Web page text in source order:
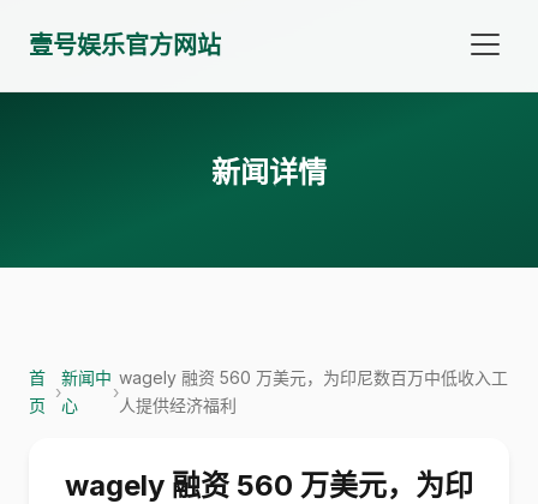
壹号娱乐官方网站
新闻详情
首
页
›
新闻中
心
›
wagely 融资 560 万美元，为印尼数百万中低收入工
人提供经济福利
wagely 融资 560 万美元，为印